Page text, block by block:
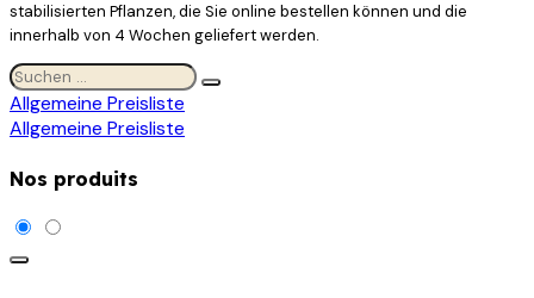
stabilisierten Pflanzen, die Sie online bestellen können und die
innerhalb von 4 Wochen geliefert werden.
Allgemeine Preisliste
Allgemeine Preisliste
Nos produits